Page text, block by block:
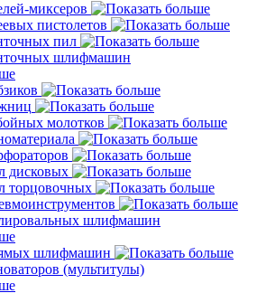
миксеров
пистолетов
пил
шлифмашин
молотков
дисковых
торцовочных
шлифмашин
шлифмашин
(мультитулы)